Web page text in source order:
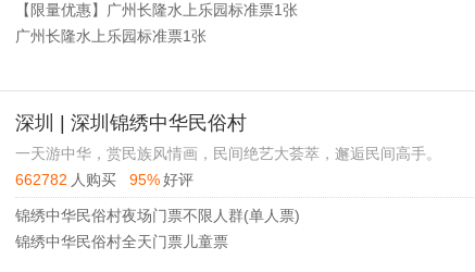
【限量优惠】广州长隆水上乐园标准票1张
广州长隆水上乐园标准票1张
深圳 | 深圳锦绣中华民俗村
一天游中华，赏民族风情画，民间绝艺大荟萃，邂逅民间高手。
662782 人购买 95%好评
锦绣中华民俗村夜场门票不限人群(单人票)
锦绣中华民俗村全天门票儿童票